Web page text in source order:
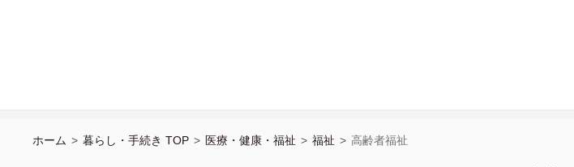
ホーム > 暮らし・手続き TOP > 医療・健康・福祉 > 福祉 > 高齢者福祉